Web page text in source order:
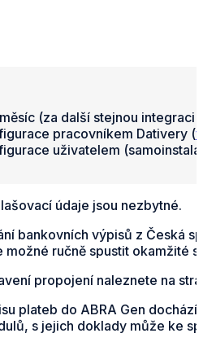
(za další stejnou integraci
pracovníkem Dativery (
uživatelem
údaje jsou nezbytné.
bankovních výpisů z Česká
možné ručně spustit okamžité
propojení naleznete na
plateb do ABRA Gen
s jejich doklady může ke